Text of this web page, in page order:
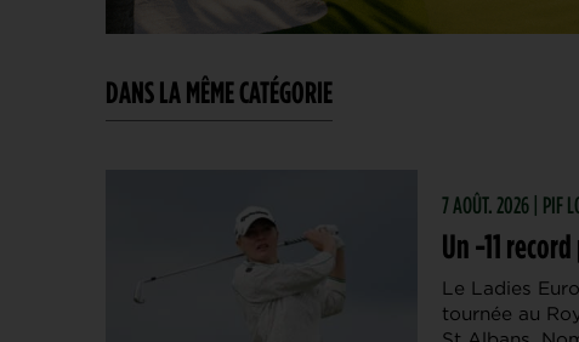
DANS LA MÊME CATÉGORIE
7 AOÛT. 2026 | PIF
Un -11
Le Ladies
tournée au